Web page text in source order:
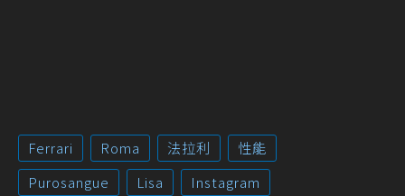
Ferrari Roma 法拉利
性能
Purosangue
Lisa Instagram